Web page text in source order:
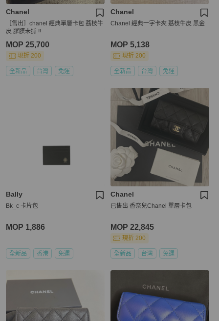
Chanel
［售出］chanel 經典單層卡包 荔枝牛
皮 膠膜未撕 ‼️
MOP 25,700
現折 200
全新品 台灣 免運
Chanel
Chanel 經典一字卡夾 荔枝牛皮 黑金
MOP 5,138
現折 200
全新品 台灣 免運
Bally
Bk_c 卡片包
MOP 1,886
全新品 香港 免運
Chanel
已售出 香奈兒Chanel 單層卡包
MOP 22,845
現折 200
全新品 台灣 免運